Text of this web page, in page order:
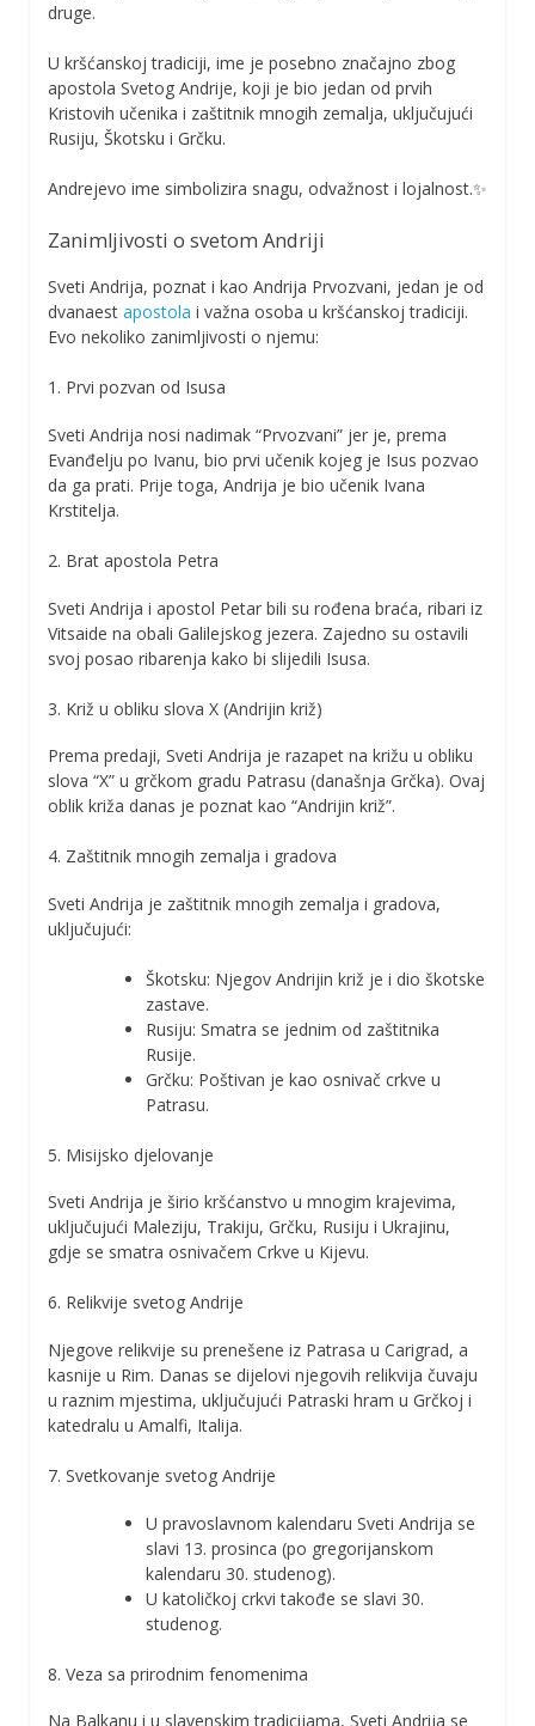
druge.
U kršćanskoj tradiciji, ime je posebno značajno zbog
apostola Svetog Andrije, koji je bio jedan od prvih
Kristovih učenika i zaštitnik mnogih zemalja, uključujući
Rusiju, Škotsku i Grčku.
Andrejevo ime simbolizira snagu, odvažnost i lojalnost.✨
Zanimljivosti o svetom Andriji
Sveti Andrija, poznat i kao Andrija Prvozvani, jedan je od
dvanaest apostola i važna osoba u kršćanskoj tradiciji.
Evo nekoliko zanimljivosti o njemu:
1. Prvi pozvan od Isusa
Sveti Andrija nosi nadimak “Prvozvani” jer je, prema
Evanđelju po Ivanu, bio prvi učenik kojeg je Isus pozvao
da ga prati. Prije toga, Andrija je bio učenik Ivana
Krstitelja.
2. Brat apostola Petra
Sveti Andrija i apostol Petar bili su rođena braća, ribari iz
Vitsaide na obali Galilejskog jezera. Zajedno su ostavili
svoj posao ribarenja kako bi slijedili Isusa.
3. Križ u obliku slova X (Andrijin križ)
Prema predaji, Sveti Andrija je razapet na križu u obliku
slova “X” u grčkom gradu Patrasu (današnja Grčka). Ovaj
oblik križa danas je poznat kao “Andrijin križ”.
4. Zaštitnik mnogih zemalja i gradova
Sveti Andrija je zaštitnik mnogih zemalja i gradova,
uključujući:
Škotsku: Njegov Andrijin križ je i dio škotske
zastave.
Rusiju: Smatra se jednim od zaštitnika
Rusije.
Grčku: Poštivan je kao osnivač crkve u
Patrasu.
5. Misijsko djelovanje
Sveti Andrija je širio kršćanstvo u mnogim krajevima,
uključujući Maleziju, Trakiju, Grčku, Rusiju i Ukrajinu,
gdje se smatra osnivačem Crkve u Kijevu.
6. Relikvije svetog Andrije
Njegove relikvije su prenešene iz Patrasa u Carigrad, a
kasnije u Rim. Danas se dijelovi njegovih relikvija čuvaju
u raznim mjestima, uključujući Patraski hram u Grčkoj i
katedralu u Amalfi, Italija.
7. Svetkovanje svetog Andrije
U pravoslavnom kalendaru Sveti Andrija se
slavi 13. prosinca (po gregorijanskom
kalendaru 30. studenog).
U katoličkoj crkvi takođe se slavi 30.
studenog.
8. Veza sa prirodnim fenomenima
Na Balkanu i u slavenskim tradicijama, Sveti Andrija se